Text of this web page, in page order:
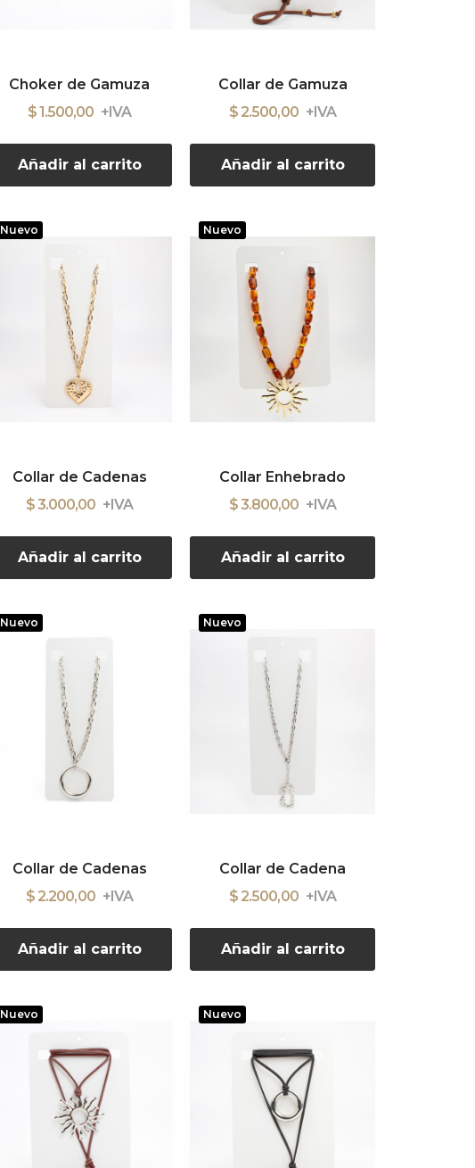
Choker de Gamuza
$ 1.500,00
Añadir al carrito
Collar de Gamuza
$ 2.500,00
Añadir al carrito
Nuevo
Collar de Cadenas
$ 3.000,00
Añadir al carrito
Nuevo
Collar Enhebrado
$ 3.800,00
Añadir al carrito
Nuevo
Collar de Cadenas
$ 2.200,00
Añadir al carrito
Nuevo
Collar de Cadena
$ 2.500,00
Añadir al carrito
Nuevo Nuevo